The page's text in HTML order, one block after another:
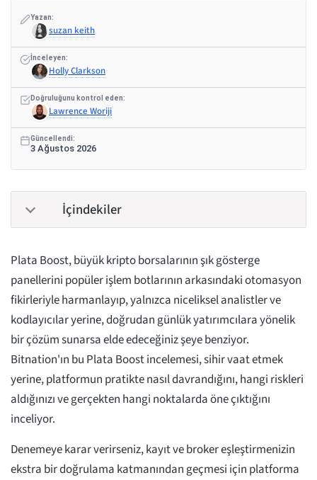
Yazan:
suzan keith
İnceleyen:
Holly Clarkson
Doğruluğunu kontrol eden:
Lawrence Woriji
Güncellendi:
3 Ağustos 2026
İçindekiler
Plata Boost, büyük kripto borsalarının şık gösterge
panellerini popüler işlem botlarının arkasındaki otomasyon
fikirleriyle harmanlayıp, yalnızca niceliksel analistler ve
kodlayıcılar yerine, doğrudan günlük yatırımcılara yönelik
bir çözüm sunarsa elde edeceğiniz şeye benziyor.
Bitnation'ın bu Plata Boost incelemesi, sihir vaat etmek
yerine, platformun pratikte nasıl davrandığını, hangi riskleri
aldığınızı ve gerçekten hangi noktalarda öne çıktığını
inceliyor.
Denemeye karar verirseniz, kayıt ve broker eşleştirmenizin
ekstra bir doğrulama katmanından geçmesi için platforma